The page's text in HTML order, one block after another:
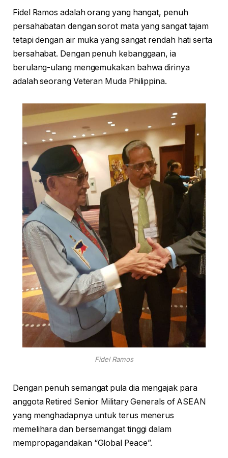
Fidel Ramos adalah orang yang hangat, penuh
persahabatan dengan sorot mata yang sangat tajam
tetapi dengan air muka yang sangat rendah hati serta
bersahabat. Dengan penuh kebanggaan, ia
berulang-ulang mengemukakan bahwa dirinya
adalah seorang Veteran Muda Philippina.
Fidel Ramos
Dengan penuh semangat pula dia mengajak para
anggota Retired Senior Military Generals of ASEAN
yang menghadapnya untuk terus menerus
memelihara dan bersemangat tinggi dalam
mempropagandakan “Global Peace”.